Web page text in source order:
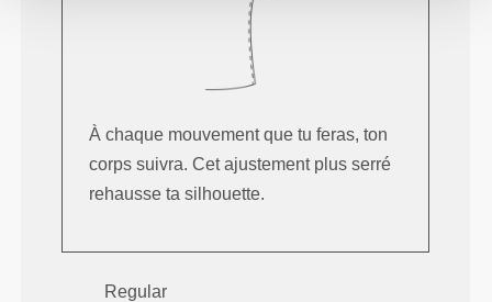
À chaque mouvement que tu feras, ton
corps suivra. Cet ajustement plus serré
rehausse ta silhouette.
Regular